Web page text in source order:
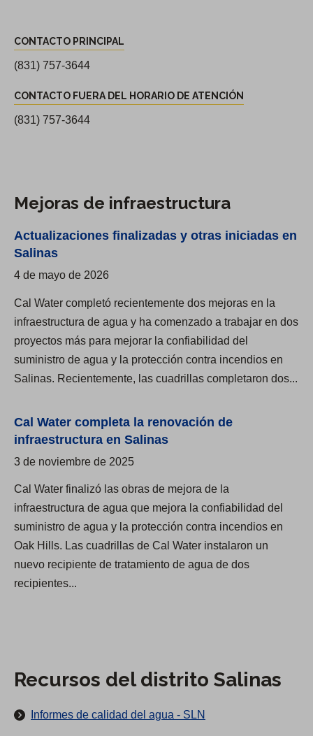
d
i
t
r
S
l
i
n
a
s
t
e
d
e
d
i
i
t
o
o
n
t
a
c
r
n
i
p
a
l
y
f
e
r
a
d
e
l
h
o
r
d
a
CONTACTO PRINCIPAL
(831) 757-3644
CONTACTO FUERA DEL HORARIO DE ATENCIÓN
(831) 757-3644
Mejoras de infraestructura
Actualizaciones finalizadas y otras iniciadas en
Salinas
4 de mayo de 2026
Cal Water completó recientemente dos mejoras en la
infraestructura de agua y ha comenzado a trabajar en dos
proyectos más para mejorar la confiabilidad del
suministro de agua y la protección contra incendios en
Salinas. Recientemente, las cuadrillas completaron dos...
Cal Water completa la renovación de
infraestructura en Salinas
3 de noviembre de 2025
Cal Water finalizó las obras de mejora de la
infraestructura de agua que mejora la confiabilidad del
suministro de agua y la protección contra incendios en
Oak Hills. Las cuadrillas de Cal Water instalaron un
nuevo recipiente de tratamiento de agua de dos
recipientes...
Recursos del distrito Salinas
Informes de calidad del agua - SLN